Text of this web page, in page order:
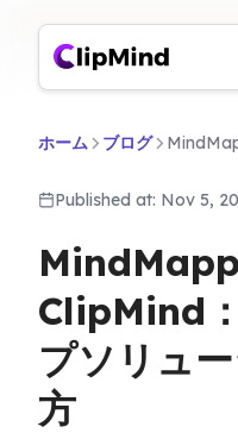
ホーム ブログ
Published at: Nov 5,
ClipMind
プソリュ
方